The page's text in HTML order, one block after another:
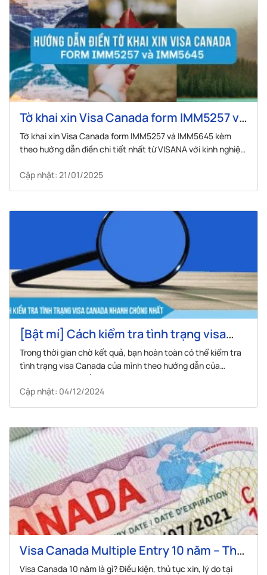
Tờ khai xin Visa Canada form IMM5257 và
IMM5645 – Hướng dẫn khai chi tiết
Tờ khai xin Visa Canada form IMM5257 và IMM5645 kèm
theo hướng dẫn điền chi tiết nhất từ VISANA với kinh nghiệm
Cập nhật: 21/01/2025
[Bật mí] Cách kiểm tra tình trạng visa
Canada nhanh chóng nhất
Trong thời gian chờ kết quả, bạn hoàn toàn có thể kiểm tra
tình trạng visa Canada của mình theo hướng dẫn của
VISANA để bớt lo lắng.
Cập nhật: 04/12/2024
Visa Canada Multiple Entry 10 năm – Thủ
tục và đối tượng cấp
Visa Canada 10 năm là gì? Điều kiện, thủ tục xin, lý do tại